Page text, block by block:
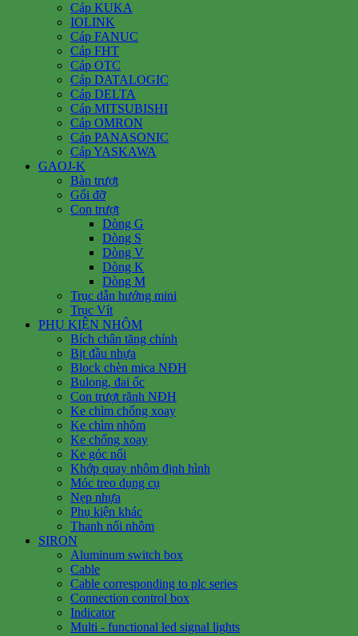
Cáp KUKA
IOLINK
Cáp FANUC
Cáp FHT
Cáp OTC
Cáp DATALOGIC
Cáp DELTA
Cáp MITSUBISHI
Cáp OMRON
Cáp PANASONIC
Cáp YASKAWA
GAOJ-K
Bàn trượt
Gối đỡ
Con trượt
Dòng G
Dòng S
Dòng V
Dòng K
Dòng M
Trục dẫn hướng mini
Trục Vít
PHỤ KIỆN NHÔM
Bích chân tăng chỉnh
Bịt đầu nhựa
Block chèn mica NĐH
Bulong, đai ốc
Con trượt rãnh NĐH
Ke chìm chống xoay
Ke chìm nhôm
Ke chống xoay
Ke góc nổi
Khớp quay nhôm định hình
Móc treo dụng cụ
Nẹp nhựa
Phụ kiện khác
Thanh nối nhôm
SIRON
Aluminum switch box
Cable
Cable corresponding to plc series
Connection control box
Indicator
Multi - functional led signal lights